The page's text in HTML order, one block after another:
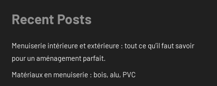
Recent Posts
Menuiserie intérieure et extérieure : tout ce qu’il faut savoir
pour un aménagement parfait.
Matériaux en menuiserie : bois, alu, PVC